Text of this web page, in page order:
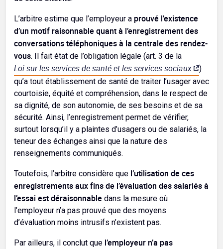
L’arbitre estime que l’employeur a prouvé l’existence
d’un motif raisonnable quant à l’enregistrement des
conversations téléphoniques à la centrale des rendez-
vous. Il fait état de l’obligation légale (art. 3 de la
Loi sur les services de santé et les services sociaux
)
qu’a tout établissement de santé de traiter l’usager avec
courtoisie, équité et compréhension, dans le respect de
sa dignité, de son autonomie, de ses besoins et de sa
sécurité. Ainsi, l’enregistrement permet de vérifier,
surtout lorsqu’il y a plaintes d’usagers ou de salariés, la
teneur des échanges ainsi que la nature des
renseignements communiqués.
Toutefois, l’arbitre considère que l’utilisation de ces
enregistrements aux fins de l’évaluation des salariés à
l’essai est déraisonnable dans la mesure où
l’employeur n’a pas prouvé que des moyens
d’évaluation moins intrusifs n’existent pas.
Par ailleurs, il conclut que l’employeur n’a pas